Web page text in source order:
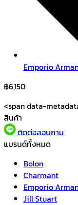
Emporio
฿6,150
<span data-
สินค้า
ติดต่อสอบถาม
แบรนด์ทั้งหมด
Bolon
Charmant
Emporio
Jill Stuart